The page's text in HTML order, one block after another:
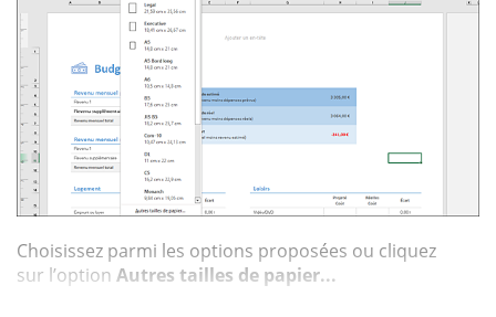
Choisissez parmi les options proposées ou cliquez
sur l’option Autres tailles de papier...